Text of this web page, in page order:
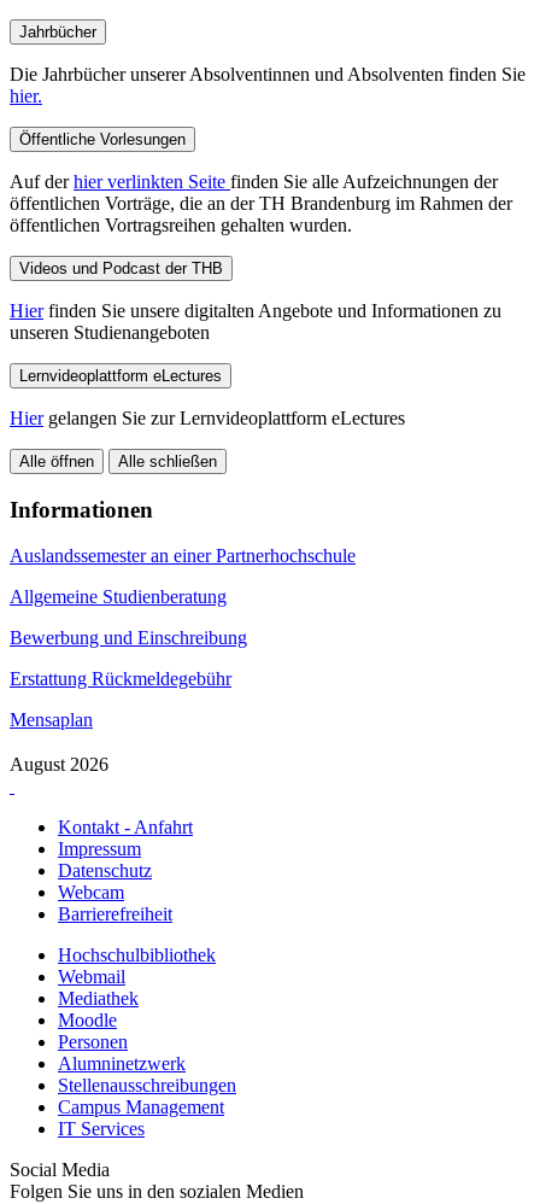
Jahrbücher
Die Jahrbücher unserer Absolventinnen und Absolventen finden Sie
hier.
Öffentliche Vorlesungen
Auf derhier verlinkten Seite finden Sie alle Aufzeichnungen der
öffentlichen Vorträge, die an der TH Brandenburg im Rahmen der
öffentlichen Vortragsreihen gehalten wurden.
Videos und Podcast der THB
Hierfinden Sie unsere digitalten Angebote und Informationen zu
unseren Studienangeboten
Lernvideoplattform eLectures
Hiergelangen Sie zur Lernvideoplattform eLectures
Alle öffnen Alle schließen
Informationen
Auslandssemester an einer Partnerhochschule
Allgemeine Studienberatung
Bewerbung und Einschreibung
Erstattung Rückmeldegebühr
Mensaplan
August 2026
Kontakt - Anfahrt
Impressum
Datenschutz
Webcam
Barrierefreiheit
Hochschulbibliothek
Webmail
Mediathek
Moodle
Personen
Alumninetzwerk
Stellenausschreibungen
Campus Management
IT Services
Social Media
Folgen Sie uns in den sozialen Medien